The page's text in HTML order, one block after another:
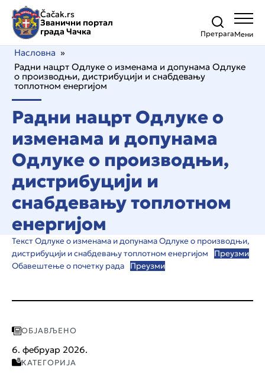
Čačak.rs
Званични портал
града Чачка
Претрага
Насловна »
Радни нацрт Одлуке о изменама и допунама Одлуке
о производњи, дистрибуцији и снабдевању
топлотном енергијом
Радни нацрт Одлуке о
изменама и допунама
Одлуке о производњи,
дистрибуцији и
снабдевању топлотном
енергијом
Текст Одлуке о изменама и допунама Одлуке о производњи,
дистрибуцији и снабдевању топлотном енергијом
Преузми
Обавештење о почетку рада
Преузми
ОБЈАВЉЕНО
6. фебруар 2026.
КАТЕГОРИЈА